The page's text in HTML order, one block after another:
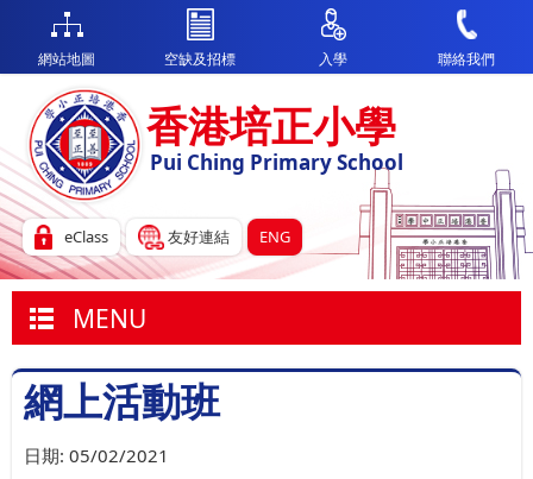
香港培正小學
Pui Ching Primary School
eClass 友好連結 ENG
網站地圖 空缺及招標 入學 聯絡我們
MENU
網上活動班
日期: 05/02/2021